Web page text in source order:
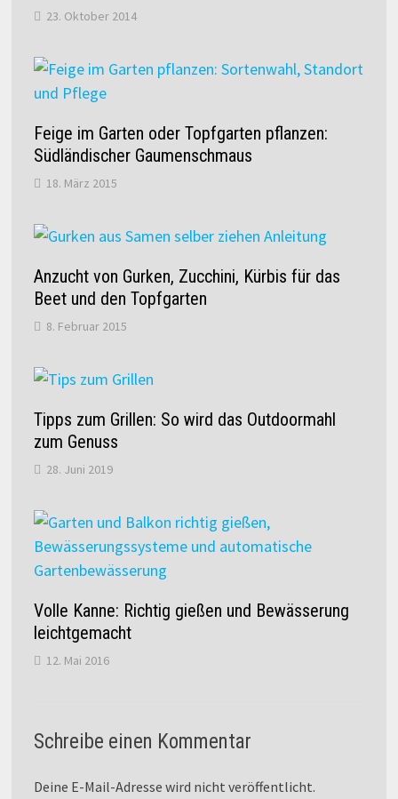
23. Oktober 2014
Feige im Garten oder Topfgarten pflanzen:
Südländischer Gaumenschmaus
18. März 2015
Anzucht von Gurken, Zucchini, Kürbis für das
Beet und den Topfgarten
8. Februar 2015
Tipps zum Grillen: So wird das Outdoormahl
zum Genuss
28. Juni 2019
Volle Kanne: Richtig gießen und Bewässerung
leichtgemacht
12. Mai 2016
Schreibe einen Kommentar
Deine E-Mail-Adresse wird nicht veröffentlicht.